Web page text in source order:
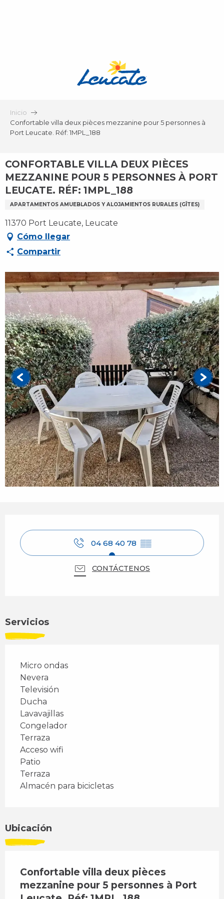
Inicio
Confortable villa deux pièces mezzanine pour 5 personnes à
Port Leucate. Réf: 1MPL_188
CONFORTABLE VILLA DEUX PIÈCES
MEZZANINE POUR 5 PERSONNES À PORT
LEUCATE. RÉF: 1MPL_188
APARTAMENTOS AMUEBLADOS Y ALOJAMIENTOS RURALES (GÎTES)
11370 Port Leucate, Leucate
Cómo llegar
Compartir
04 68 40 78 ▒▒
CONTÁCTENOS
Servicios
Micro ondas
Nevera
Televisión
Ducha
Lavavajillas
Congelador
Terraza
Acceso wifi
Patio
Terraza
Almacén para bicicletas
Ubicación
Confortable villa deux pièces
mezzanine pour 5 personnes à Port